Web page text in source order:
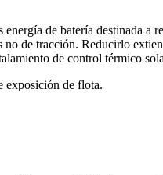
de batería destinada a
de tracción. Reducirlo
de control térmico
exposición de flota.